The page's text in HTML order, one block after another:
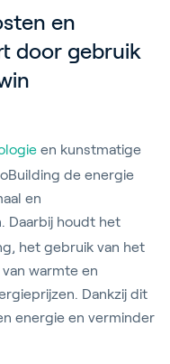
en
door gebruik
en kunstmatige
de energie
en
Daarbij houdt het
het gebruik van het
warmte en
Dankzij dit
energie en verminder